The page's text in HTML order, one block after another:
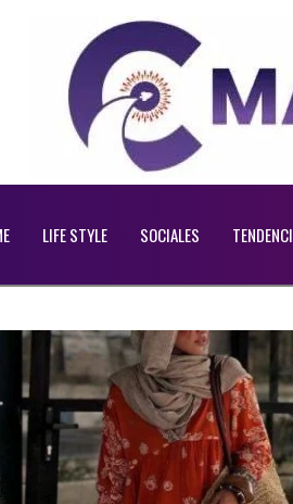
LIFE STYLE SOCIALES